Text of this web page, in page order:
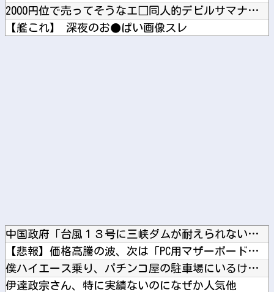
2000円位で売ってそうなエ□同人的デビルサマナー 第2話
【艦これ】 深夜のお●ぱい画像スレ
中国政府「台風１３号に三峡ダムが耐えられない！全開放流しろ！...
【悲報】価格高騰の波、次は「PC用マザーボード」か他
僕ハイエース乗り、パチンコ屋の駐車場にいるけど隣に停めたらお...
伊達政宗さん、特に実績ないのになぜか人気他